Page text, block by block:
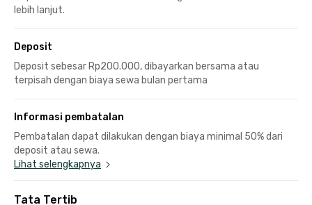
lebih lanjut.
Deposit
Deposit sebesar Rp200.000, dibayarkan bersama atau
terpisah dengan biaya sewa bulan pertama
Informasi pembatalan
Pembatalan dapat dilakukan dengan biaya minimal 50% dari
deposit atau sewa.
Lihat selengkapnya
Tata Tertib